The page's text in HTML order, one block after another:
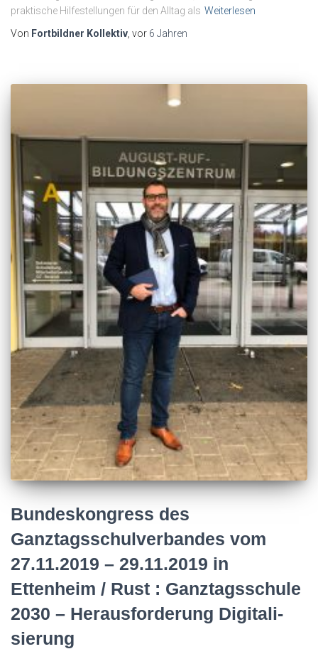
praktische Hilfestellungen für den Alltag als Weiterlesen
Von Fortbildner Kollektiv, vor 6 Jahren
Bundeskongress des
Ganztagsschulverbandes vom
27.11.2019 – 29.11.2019 in
Ettenheim / Rust : Ganz­tags­schu­le
2030 – Her­aus­for­de­rung Di­gi­ta­li­
sie­rung